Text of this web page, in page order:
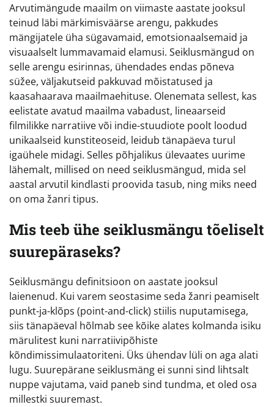
Arvutimängude maailm on viimaste aastate jooksul
teinud läbi märkimisväärse arengu, pakkudes
mängijatele üha sügavamaid, emotsionaalsemaid ja
visuaalselt lummavamaid elamusi. Seiklusmängud on
selle arengu esirinnas, ühendades endas põneva
süžee, väljakutseid pakkuvad mõistatused ja
kaasahaarava maailmaehituse. Olenemata sellest, kas
eelistate avatud maailma vabadust, lineaarseid
filmilikke narratiive või indie-stuudiote poolt loodud
unikaalseid kunstiteoseid, leidub tänapäeva turul
igaühele midagi. Selles põhjalikus ülevaates uurime
lähemalt, millised on need seiklusmängud, mida sel
aastal arvutil kindlasti proovida tasub, ning miks need
on oma žanri tipus.
Mis teeb ühe seiklusmängu tõeliselt
suurepäraseks?
Seiklusmängu definitsioon on aastate jooksul
laienenud. Kui varem seostasime seda žanri peamiselt
punkt-ja-klõps (point-and-click) stiilis nuputamisega,
siis tänapäeval hõlmab see kõike alates kolmanda isiku
märulitest kuni narratiivipõhiste
kõndimissimulaatoriteni. Üks ühendav lüli on aga alati
lugu. Suurepärane seiklusmäng ei sunni sind lihtsalt
nuppe vajutama, vaid paneb sind tundma, et oled osa
millestki suuremast.